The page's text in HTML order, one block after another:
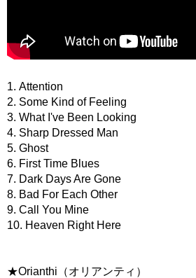
1. Attention
2. Some Kind of Feeling
3. What I've Been Looking
4. Sharp Dressed Man
5. Ghost
6. First Time Blues
7. Dark Days Are Gone
8. Bad For Each Other
9. Call You Mine
10. Heaven Right Here
★Orianthi（オリアンティ）